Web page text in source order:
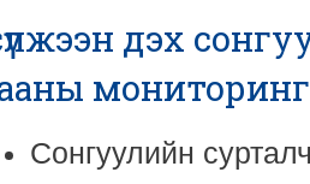
дэх
мониторинг
Сонгуулийн